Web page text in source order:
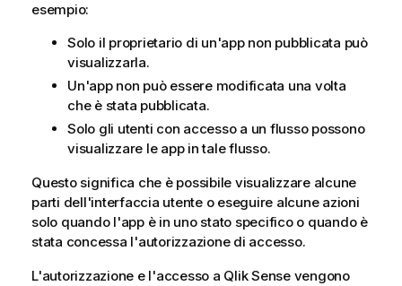
esempio:
Solo il proprietario di un'app non pubblicata può
visualizzarla.
Un'app non può essere modificata una volta
che è stata pubblicata.
Solo gli utenti con accesso a un flusso possono
visualizzare le app in tale flusso.
Questo significa che è possibile visualizzare alcune
parti dell'interfaccia utente o eseguire alcune azioni
solo quando l'app è in uno stato specifico o quando è
stata concessa l'autorizzazione di accesso.
L'autorizzazione e l'accesso a Qlik Sensevengono